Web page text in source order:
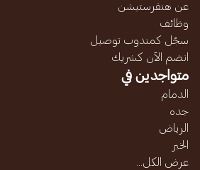
عن هنقرستيشن
وظائف
سجّل كمندوب توصيل
انضم الآن كشريك
متواجدين في
الدمام
جده
الرياض
الخبر
عرض الكل...